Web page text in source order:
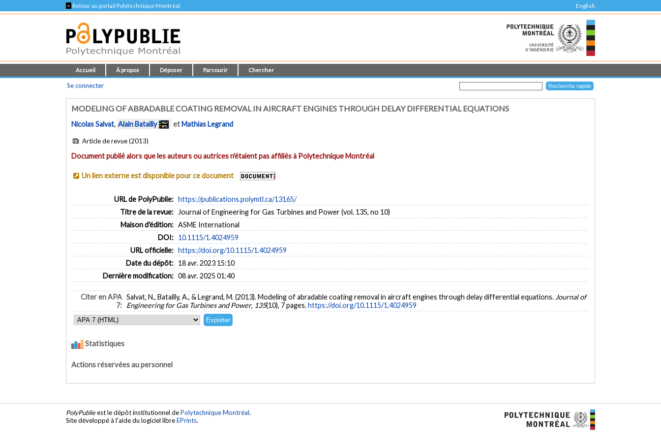
< Retour au portail Polytechnique Montréal English
Accueil À propos Déposer Parcourir Chercher
Se connecter
MODELING OF ABRADABLE COATING REMOVAL IN AIRCRAFT ENGINES THROUGH DELAY DIFFERENTIAL EQUATIONS
Nicolas Salvat, Alain Batailly etMathias Legrand
Article de revue (2013)
Document publié alors que les auteurs ou autrices n'étaient pas affiliés à Polytechnique Montréal
Un lien externe est disponible pour ce document
URL de PolyPublie: https://publications.polymtl.ca/13165/
Titre de la revue:
Journal of Engineering for Gas Turbines and Power (vol. 135, no 10)
Maison d'édition: ASME International
DOI: 10.1115/1.4024959
URL officielle: https://doi.org/10.1115/1.4024959
Date du dépôt: 18 avr. 2023 15:10
Dernière modification: 08 avr. 2025 01:40
Citer en APA
7:
Salvat, N., Batailly, A., & Legrand, M. (2013). Modeling of abradable coating removal in aircraft engines through delay differential equations. Journal of
Engineering for Gas Turbines and Power, 135(10), 7 pages.https://doi.org/10.1115/1.4024959
Statistiques
Actions réservées au personnel
PolyPublieest le dépôt institutionnel dePolytechnique Montréal.
Site développé à l'aide du logiciel libreEPrints.